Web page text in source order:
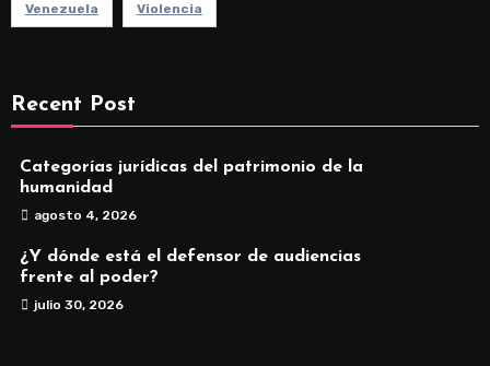
Venezuela Violencia
Recent Post
Categorías jurídicas del patrimonio de la
humanidad
agosto 4, 2026
¿Y dónde está el defensor de audiencias
frente al poder?
julio 30, 2026